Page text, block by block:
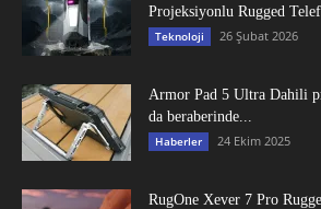
Projeksiyonlu Rugged
Teknoloji 26 Şubat 2026
Armor Pad 5 Ultra Dahili
da beraberinde...
Haberler 24 Ekim 2025
RugOne Xever 7 Pro